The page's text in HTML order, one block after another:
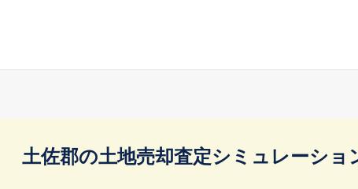
土佐郡の土地売却査定シミュレーショ